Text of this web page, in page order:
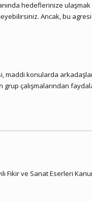
hedeflerinize
Ancak, bu
konularda
çalışmalarından
Fikir ve Sanat Eserleri